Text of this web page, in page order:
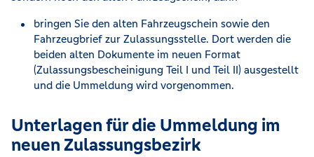
bringen Sie den alten Fahrzeugschein sowie den
Fahrzeugbrief zur Zulassungsstelle. Dort werden die
beiden alten Dokumente im neuen Format
(Zulassungsbescheinigung Teil I und Teil II) ausgestellt
und die Ummeldung wird vorgenommen.
Unterlagen für die Ummeldung im
neuen Zulassungsbezirk